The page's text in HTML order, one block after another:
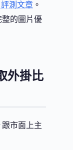
評測文章 。
整的圖片優
外掛比
跟市面上主